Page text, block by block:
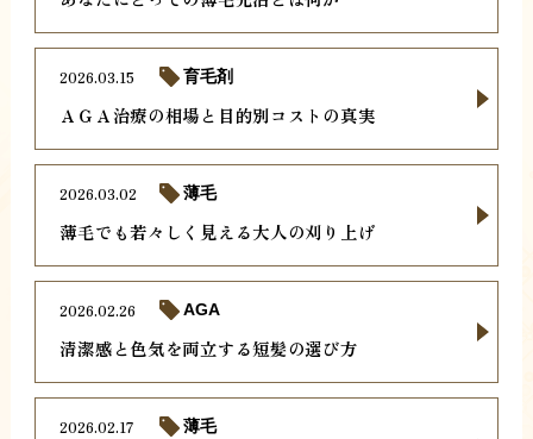
ＡＧＡ治療の相場と目的別コストの真実
2026.03.15 育毛剤
薄毛でも若々しく見える大人の刈り上げ
2026.03.02 薄毛
清潔感と色気を両立する短髪の選び方
2026.02.26 AGA
2026.02.17 薄毛